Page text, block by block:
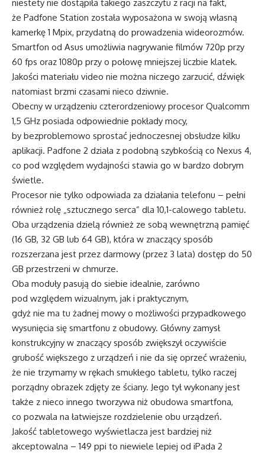
niestety nie dostąpiła takiego zaszczytu z racji na fakt,
że Padfone Station została wyposażona w swoją własną
kamerkę 1 Mpix, przydatną do prowadzenia wideorozmów.
Smartfon od Asus umożliwia nagrywanie filmów 720p przy
60 fps oraz 1080p przy o połowę mniejszej liczbie klatek.
Jakości materiału video nie można niczego zarzucić, dźwięk
natomiast brzmi czasami nieco dziwnie.
Obecny w urządzeniu czterordzeniowy procesor Qualcomm
1,5 GHz posiada odpowiednie pokłady mocy,
by bezproblemowo sprostać jednoczesnej obsłudze kilku
aplikacji. Padfone 2 działa z podobną szybkością co Nexus 4,
co pod względem wydajności stawia go w bardzo dobrym
świetle.
Procesor nie tylko odpowiada za działania telefonu – pełni
również rolę „sztucznego serca” dla 10,1-calowego tabletu.
Oba urządzenia dzielą również ze sobą wewnętrzną pamięć
(16 GB, 32 GB lub 64 GB), która w znaczący sposób
rozszerzana jest przez darmowy (przez 3 lata) dostęp do 50
GB przestrzeni w chmurze.
Oba moduły pasują do siebie idealnie, zarówno
pod względem wizualnym, jak i praktycznym,
gdyż nie ma tu żadnej mowy o możliwości przypadkowego
wysunięcia się smartfonu z obudowy. Główny zamysł
konstrukcyjny w znaczący sposób zwiększył oczywiście
grubość większego z urządzeń i nie da się oprzeć wrażeniu,
że nie trzymamy w rękach smukłego tabletu, tylko raczej
porządny obrazek zdjęty ze ściany. Jego tył wykonany jest
także z nieco innego tworzywa niż obudowa smartfona,
co pozwala na łatwiejsze rozdzielenie obu urządzeń.
Jakość tabletowego wyświetlacza jest bardziej niż
akceptowalna – 149 ppi to niewiele lepiej od iPada 2